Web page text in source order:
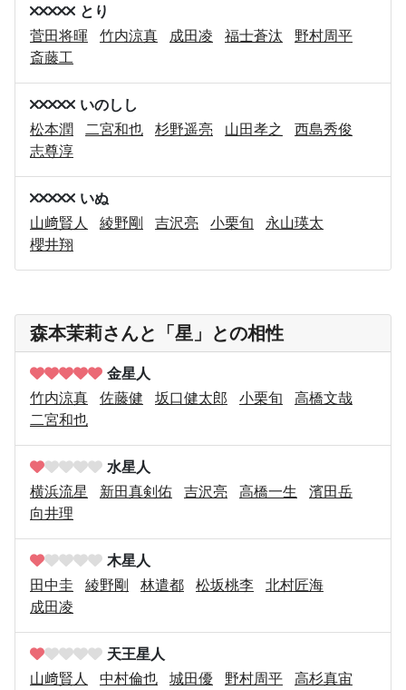
とり
菅田将暉
竹内涼真 成田凌 福士蒼汰
野村周平
斎藤工
いのしし
松本潤
二宮和也 杉野遥亮 山田孝之
西島秀俊
志尊淳
いぬ
山﨑賢人
綾野剛 吉沢亮 小栗旬
永山瑛太
櫻井翔
森本茉莉さんと「星」との相性
金星人
竹内涼真
佐藤健 坂口健太郎 小栗旬
高橋文哉
二宮和也
水星人
横浜流星
新田真剣佑 吉沢亮 高橋一生
濱田岳
向井理
木星人
田中圭
綾野剛 林遣都 松坂桃李
北村匠海
成田凌
天王星人
山﨑賢人
中村倫也 城田優 野村周平
高杉真宙